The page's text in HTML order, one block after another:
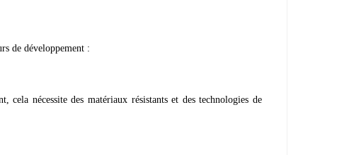
de développement :
cela nécessite des matériaux résistants et des technologies de